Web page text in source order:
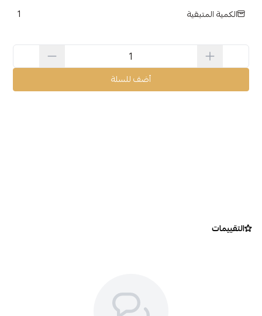
الكمية المتبقية 1
أضف للسلة
التقييمات